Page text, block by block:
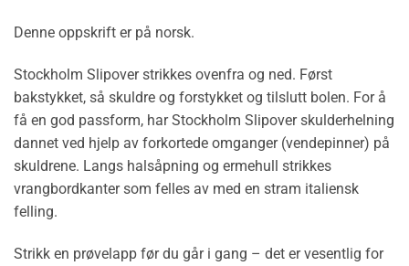
Denne oppskrift er på norsk.
Stockholm Slipover strikkes ovenfra og ned. Først
bakstykket, så skuldre og forstykket og tilslutt bolen. For å
få en god passform, har Stockholm Slipover skulderhelning
dannet ved hjelp av forkortede omganger (vendepinner) på
skuldrene. Langs halsåpning og ermehull strikkes
vrangbordkanter som felles av med en stram italiensk
felling.
Strikk en prøvelapp før du går i gang – det er vesentlig for